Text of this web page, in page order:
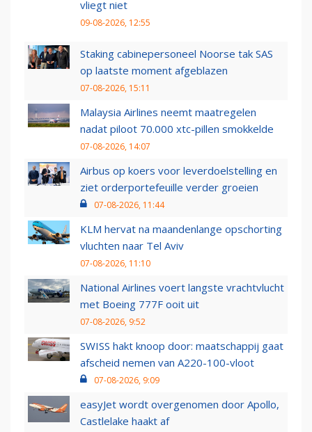
vliegt niet
09-08-2026, 12:55
Staking cabinepersoneel Noorse tak SAS
op laatste moment afgeblazen
07-08-2026, 15:11
Malaysia Airlines neemt maatregelen
nadat piloot 70.000 xtc-pillen smokkelde
07-08-2026, 14:07
Airbus op koers voor leverdoelstelling en
ziet orderportefeuille verder groeien
07-08-2026, 11:44
KLM hervat na maandenlange opschorting
vluchten naar Tel Aviv
07-08-2026, 11:10
National Airlines voert langste vrachtvlucht
met Boeing 777F ooit uit
07-08-2026, 9:52
SWISS hakt knoop door: maatschappij gaat
afscheid nemen van A220-100-vloot
07-08-2026, 9:09
easyJet wordt overgenomen door Apollo,
Castlelake haakt af